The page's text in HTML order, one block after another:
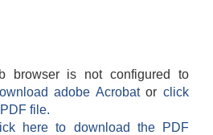
browser is not configured to
adobe Acrobatorclick
file.
here to download the PDF